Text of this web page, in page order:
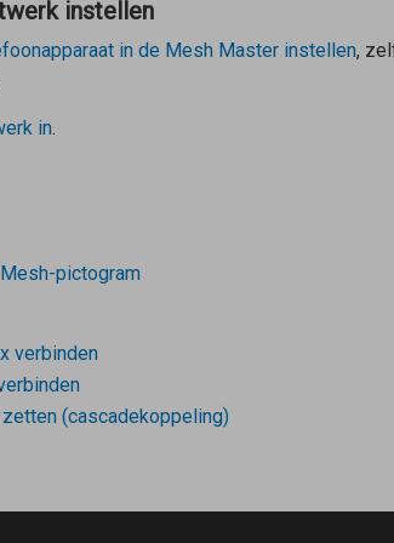
instellen
in de Mesh Masterinstellen,
in.
pictogram
verbinden
(cascadekoppeling)